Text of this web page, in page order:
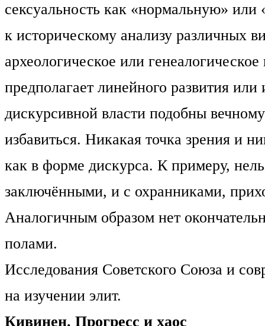
сексуальность как «нормальную»
к историческому анализу различных
археологическое или
предполагает линейного развития
дискурсивной власти подобны
избавиться. Никакая точка зрения и
как в форме дискурса. К примеру,
заключёнными, и с охранниками,
Аналогичным образом нет
полами.
Исследования Советского Союза и
на изучении элит.
Кивинен. Прогресс и хаос